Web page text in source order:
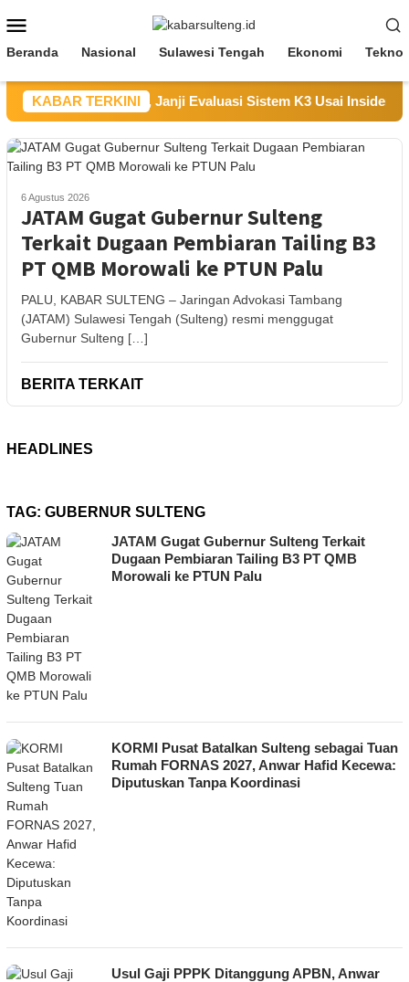
ke
kontenMobile
Beranda Nasional Sulawesi Tengah Ekonomi
KABAR TERKINI
Sampaikan Duka, Janji Evaluasi Sistem K3 Usai Insiden
6 Agustus 2026
JATAM Gugat Gubernur Sulteng
Terkait Dugaan Pembiaran Tailing B3
PT QMB Morowali ke PTUN Palu
PALU, KABAR SULTENG – Jaringan Advokasi Tambang
(JATAM) Sulawesi Tengah (Sulteng) resmi menggugat
Gubernur Sulteng […]
BERITA TERKAIT
HEADLINES
TAG: GUBERNUR SULTENG
JATAM Gugat Gubernur Sulteng Terkait
Dugaan Pembiaran Tailing B3 PT QMB
Morowali ke PTUN Palu
KORMI Pusat Batalkan Sulteng sebagai Tuan
Rumah FORNAS 2027, Anwar Hafid Kecewa:
Diputuskan Tanpa Koordinasi
Usul Gaji PPPK Ditanggung APBN, Anwar